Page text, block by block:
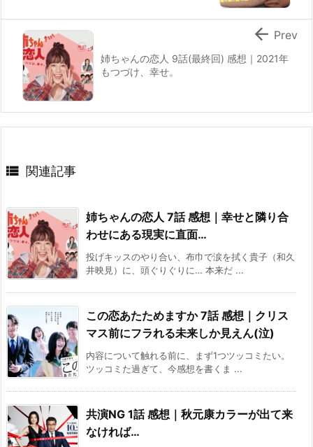
姉ちゃんの恋人 9話(最終回) 感想｜2021年
もつづけ、幸せ。
 Prev
 関連記事
姉ちゃんの恋人 7話 感想｜幸せと隣り合
わせにある現実に直面…
投げキッスのやり合い、布巾で涙を拭く貴子（和久
井映見）に、頭ぐりぐりに… 本来だ ...
この恋あたためますか 7話 感想｜クリス
マス前にフラれる未来しか見えん(泣)
内容について触れる前に、まず1つツッコミたい。
ツッコミた過ぎて、今感想を書くま ...
共演NG 1話 感想｜秋元康カラーが出て来
なければ…